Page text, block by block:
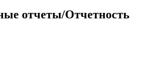
по
отчеты/Отчетность